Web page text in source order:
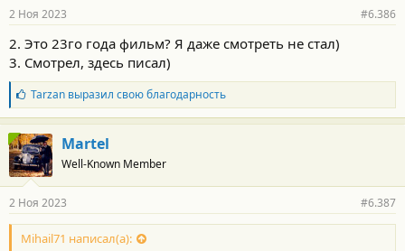
н
с
т
и
:
2 Ноя 2023 #6.386
2. Это 23го года фильм? Я даже смотреть не стал)
3. Смотрел, здесь писал)
Б
л
а
г
о
д
а
н
о
с
Tarzanвыразил свою благодарность
Martel
Well-Known Member
2 Ноя 2023 #6.387
Mihail71 написал(а):